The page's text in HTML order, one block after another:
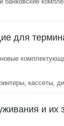
для
кассеты,
и их